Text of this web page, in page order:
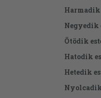
Harmadik
Negyedik
Ötödik
Hatodik
Hetedik